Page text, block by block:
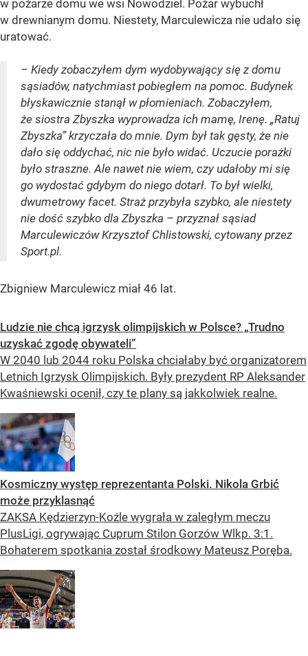
w pożarze domu we wsi Nowodziel. Pożar wybuchł
w drewnianym domu. Niestety, Marculewicza nie udało się
uratować.
– Kiedy zobaczyłem dym wydobywający się z domu
sąsiadów, natychmiast pobiegłem na pomoc. Budynek
błyskawicznie stanął w płomieniach. Zobaczyłem,
że siostra Zbyszka wyprowadza ich mamę, Irenę. „Ratuj
Zbyszka” krzyczała do mnie. Dym był tak gęsty, że nie
dało się oddychać, nic nie było widać. Uczucie porażki
było straszne. Ale nawet nie wiem, czy udałoby mi się
go wydostać gdybym do niego dotarł. To był wielki,
dwumetrowy facet. Straż przybyła szybko, ale niestety
nie dość szybko dla Zbyszka – przyznał sąsiad
Marculewiczów Krzysztof Chlistowski, cytowany przez
Sport.pl.
Zbigniew Marculewicz miał 46 lat.
Ludzie nie chcą igrzysk olimpijskich w Polsce? „Trudno
uzyskać zgodę obywateli”
W 2040 lub 2044 roku Polska chciałaby być organizatorem
Letnich Igrzysk Olimpijskich. Były prezydent RP Aleksander
Kwaśniewski ocenił, czy te plany są jakkolwiek realne.
Kosmiczny występ reprezentanta Polski. Nikola Grbić
może przyklasnąć
ZAKSA Kędzierzyn-Koźle wygrała w zaległym meczu
PlusLigi, ogrywając Cuprum Stilon Gorzów Wlkp. 3:1.
Bohaterem spotkania został środkowy Mateusz Poręba.